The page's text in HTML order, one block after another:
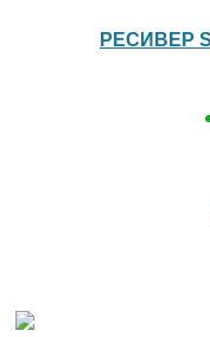
РЕСИВЕР